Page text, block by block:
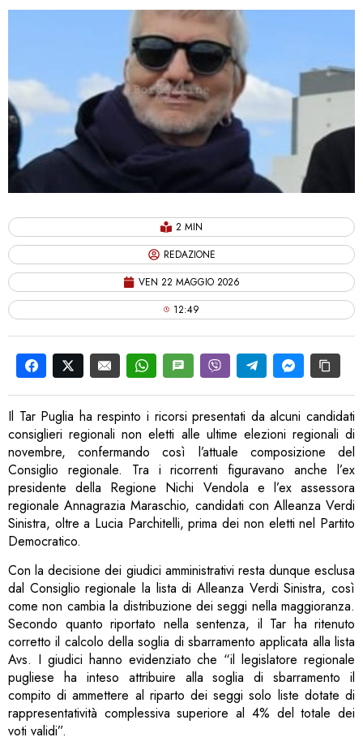
2 MIN
REDAZIONE
VEN 22 MAGGIO 2026
12:49
Il Tar Puglia ha respinto i ricorsi presentati da alcuni candidati
consiglieri regionali non eletti alle ultime elezioni regionali di
novembre, confermando così l’attuale composizione del
Consiglio regionale. Tra i ricorrenti figuravano anche l’ex
presidente della Regione Nichi Vendola e l’ex assessora
regionale Annagrazia Maraschio, candidati con Alleanza Verdi
Sinistra, oltre a Lucia Parchitelli, prima dei non eletti nel Partito
Democratico.
Con la decisione dei giudici amministrativi resta dunque esclusa
dal Consiglio regionale la lista di Alleanza Verdi Sinistra, così
come non cambia la distribuzione dei seggi nella maggioranza.
Secondo quanto riportato nella sentenza, il Tar ha ritenuto
corretto il calcolo della soglia di sbarramento applicata alla lista
Avs. I giudici hanno evidenziato che “il legislatore regionale
pugliese ha inteso attribuire alla soglia di sbarramento il
compito di ammettere al riparto dei seggi solo liste dotate di
rappresentatività complessiva superiore al 4% del totale dei
voti validi”.